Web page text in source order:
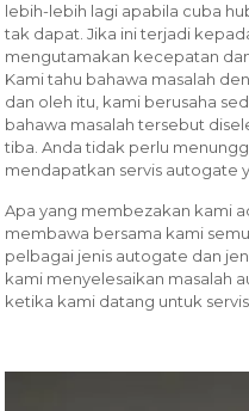
lebih-lebih lagi apabila cuba
tak dapat. Jika ini terjadi
mengutamakan kecepatan
Kami tahu bahawa masalah
dan oleh itu, kami berusaha
bahawa masalah tersebut
tiba. Anda tidak perlu
mendapatkan servis autogate
Apa yang membezakan kami
membawa bersama kami
pelbagai jenis autogate dan
kami menyelesaikan masalah
ketika kami datang untuk